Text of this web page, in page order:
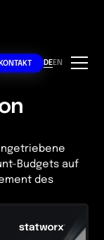
KONTAKT DEEN
Budgets auf
des